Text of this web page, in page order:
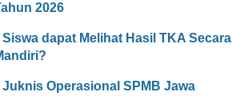
2026
Siswa dapat Melihat Hasil TKA Secara
Juknis Operasional SPMB Jawa